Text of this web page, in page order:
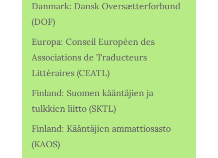
Danmark: Dansk Oversætterforbund
(DOF)
Europa: Conseil Européen des
Associations de Traducteurs
Littéraires (CEATL)
Finland: Suomen kääntäjien ja
tulkkien liitto (SKTL)
Finland: Kääntäjien ammattiosasto
(KAOS)